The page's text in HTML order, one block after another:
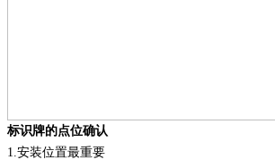
标识牌的点位确认
1. 安装位置最重要